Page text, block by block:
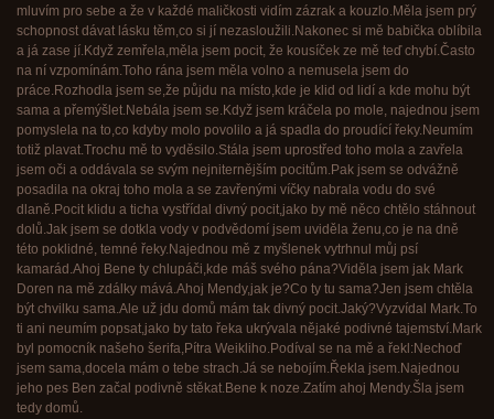
mluvím pro sebe a že v každé maličkosti vidím zázrak a kouzlo.Měla jsem prý
schopnost dávat lásku těm,co si jí nezasloužili.Nakonec si mě babička oblíbila
a já zase jí.Když zemřela,měla jsem pocit, že kousíček ze mě teď chybí.Často
na ní vzpomínám.Toho rána jsem měla volno a nemusela jsem do
práce.Rozhodla jsem se,že půjdu na místo,kde je klid od lidí a kde mohu být
sama a přemýšlet.Nebála jsem se.Když jsem kráčela po mole, najednou jsem
pomyslela na to,co kdyby molo povolilo a já spadla do proudící řeky.Neumím
totiž plavat.Trochu mě to vyděsilo.Stála jsem uprostřed toho mola a zavřela
jsem oči a oddávala se svým nejniternějším pocitům.Pak jsem se odvážně
posadila na okraj toho mola a se zavřenými víčky nabrala vodu do své
dlaně.Pocit klidu a ticha vystřídal divný pocit,jako by mě něco chtělo stáhnout
dolů.Jak jsem se dotkla vody v podvědomí jsem uviděla ženu,co je na dně
této poklidné, temné řeky.Najednou mě z myšlenek vytrhnul můj psí
kamarád.Ahoj Bene ty chlupáči,kde máš svého pána?Viděla jsem jak Mark
Doren na mě zdálky mává.Ahoj Mendy,jak je?Co ty tu sama?Jen jsem chtěla
být chvilku sama.Ale už jdu domů mám tak divný pocit.Jaký?Vyzvídal Mark.To
ti ani neumím popsat,jako by tato řeka ukrývala nějaké podivné tajemství.Mark
byl pomocník našeho šerifa,Pítra Weikliho.Podíval se na mě a řekl:Nechoď
jsem sama,docela mám o tebe strach.Já se nebojím.Řekla jsem.Najednou
jeho pes Ben začal podivně stěkat.Bene k noze.Zatím ahoj Mendy.Šla jsem
tedy domů.